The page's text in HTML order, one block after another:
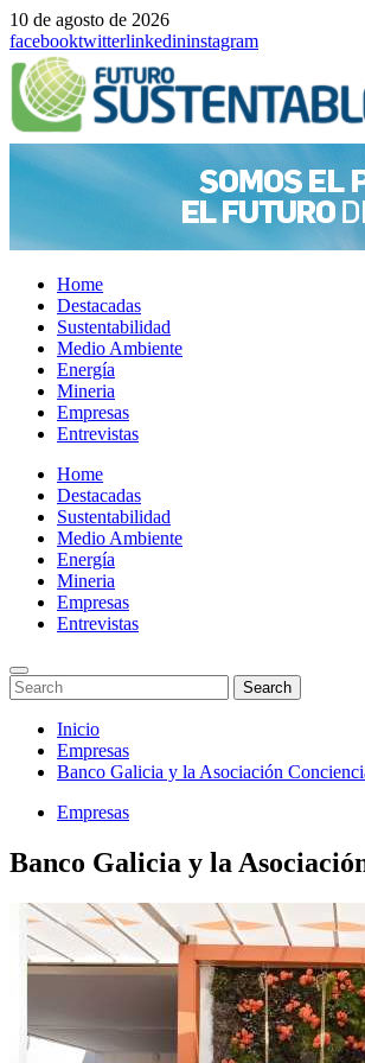
10 de agosto de 2026
facebooktwitterlinkedininstagram
Home
Destacadas
Sustentabilidad
Medio Ambiente
Energía
Mineria
Empresas
Entrevistas
Menu
Home
Destacadas
Sustentabilidad
Medio Ambiente
Energía
Mineria
Empresas
Entrevistas
Enter
Keyword
Search
for:
Search
Search
Saltar
contenido
Inicio
Empresas
Banco Galicia y la Asociación
Empresas
Banco Galicia y la